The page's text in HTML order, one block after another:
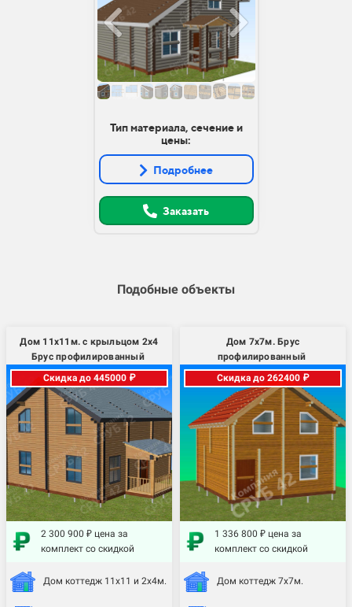
Тип материала, сечение и
цены:
Подробнее
Заказать
Подобные объекты
Дом 11х11м. с крыльцом 2х4
Брус профилированный
Скидка до 445000 ₽
2 300 900 ₽ цена за
комплект со скидкой
Дом коттедж 11х11 и 2х4м.
Дом 7х7м. Брус
профилированный
Скидка до 262400 ₽
1 336 800 ₽ цена за
комплект со скидкой
Дом коттедж 7х7м.